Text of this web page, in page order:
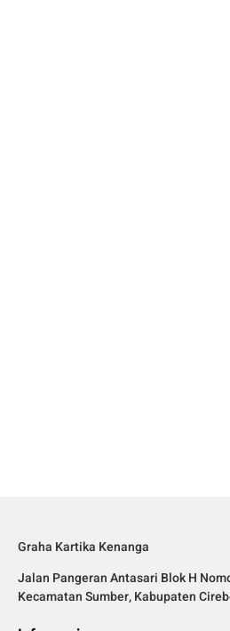
Graha Kartika Kenanga
Jalan Pangeran Antasari Blok H
Kecamatan Sumber, Kabupaten